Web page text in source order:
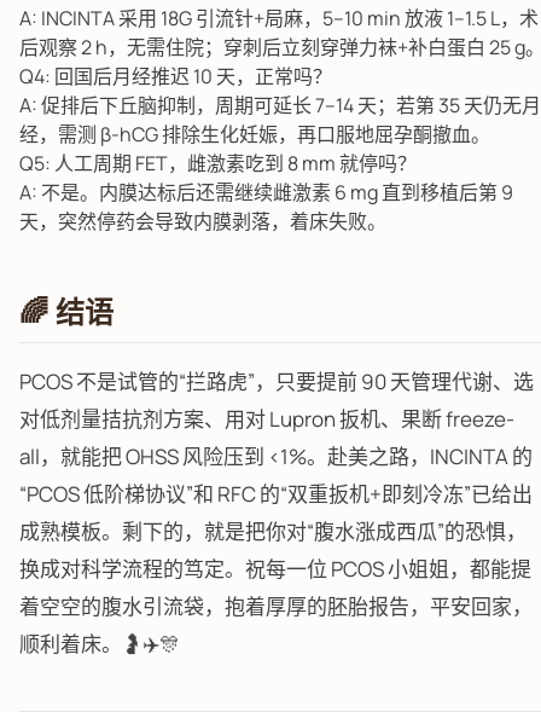
A: INCINTA 采用 18G 引流针+局麻，5–10 min 放液 1–1.5 L，术
后观察 2 h，无需住院；穿刺后立刻穿弹力袜+补白蛋白 25 g
Q4: 回国后月经推迟 10 天，正常吗？
A: 促排后下丘脑抑制，周期可延长 7–14 天；若第 35 天仍无月
经，需测 β-hCG 排除生化妊娠，再口服地屈孕酮撤血。
Q5: 人工周期 FET，雌激素吃到 8 mm 就停吗？
A: 不是。内膜达标后还需继续雌激素 6 mg 直到移植后第 9
天，突然停药会导致内膜剥落，着床失败。
🌈 结语
PCOS 不是试管的“拦路虎”，只要提前 90 天管理代谢、选
对低剂量拮抗剂方案、用对 Lupron 扳机、果断 freeze-
all，就能把 OHSS 风险压到 <1%。赴美之路，INCINTA 的
“PCOS 低阶梯协议”和 RFC 的“双重扳机+即刻冷冻”已给出
成熟模板。剩下的，就是把你对“腹水涨成西瓜”的恐惧，
换成对科学流程的笃定。祝每一位 PCOS 小姐姐，都能提
着空空的腹水引流袋，抱着厚厚的胚胎报告，平安回家，
顺利着床。🤰✈️🎊